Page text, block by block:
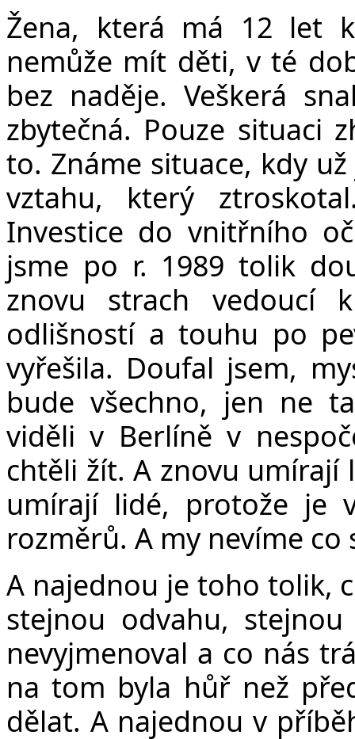
Žena, která má 12 let
nemůže mít děti, v té
bez naděje. Veškerá
zbytečná. Pouze situaci
to. Známe situace, kdy
vztahu, který
Investice do vnitřního
jsme po r. 1989 tolik
znovu strach vedoucí
odlišností a touhu po
vyřešila. Doufal jsem,
bude všechno, jen ne
viděli v Berlíně v
chtěli žít. A znovu umírají
umírají lidé, protože je
rozměrů. A my nevíme
A najednou je toho tolik,
stejnou odvahu,
nevyjmenoval a co nás
na tom byla hůř než
dělat. A najednou v